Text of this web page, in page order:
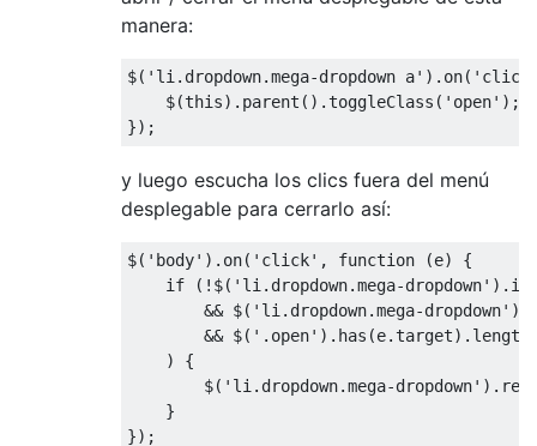
manera:
$( 'li.dropdown.mega-dropdown a' ). on(
    $
(this). parent ().toggleClass ( 'open' );
});
y luego escucha los clics fuera del menú
desplegable para cerrarlo así:
$( 'body' ). on( 'click' , function (e)
{
if
(! $( 'li.dropdown.mega-dropdown' ). is
&& $( 'li.dropdown.mega-dropdown' ).
&& $( '.open' ). has (e.target).
)
{
        $
( 'li.dropdown.mega-dropdown' ).
}
});